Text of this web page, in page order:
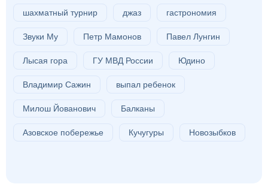
шахматный турнир джаз гастрономия
Звуки Му Петр Мамонов Павел Лунгин
Лысая гора ГУ МВД России Юдино
Владимир Сажин выпал ребенок
Милош Йованович Балканы
Азовское побережье Кучугуры Новозыбков